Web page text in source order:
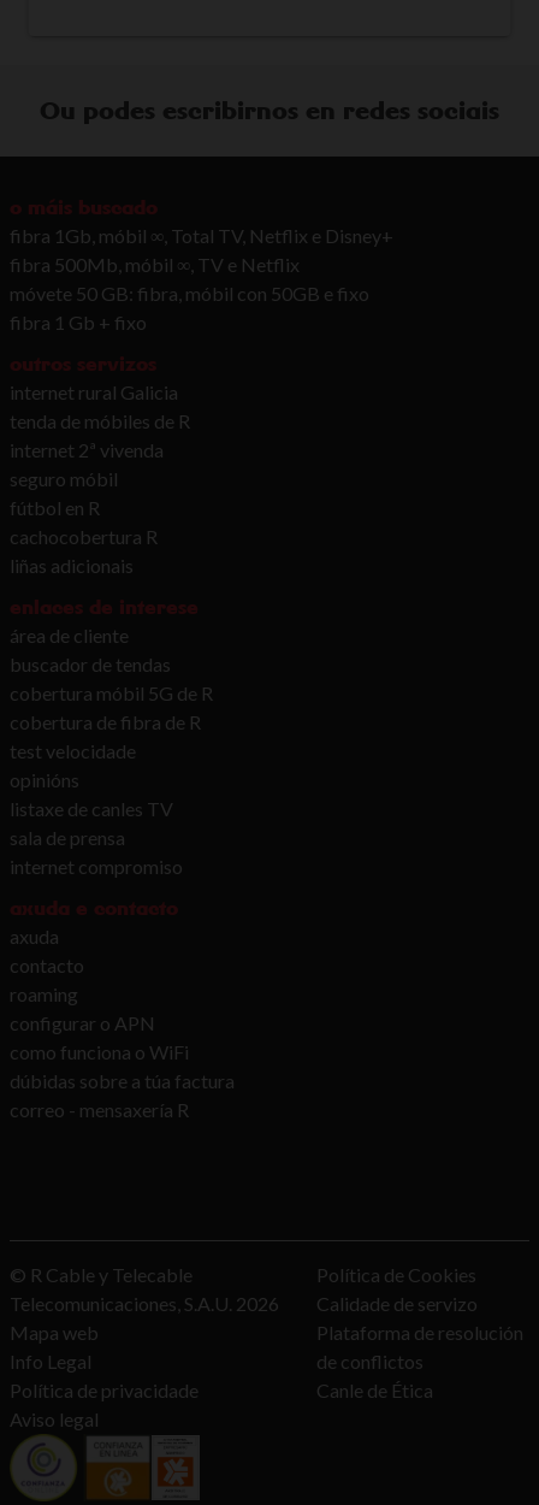
Ou podes escribirnos en redes sociais
o máis buscado
fibra 1Gb, móbil ∞, Total TV, Netflix e Disney+
fibra 500Mb, móbil ∞, TV e Netflix
móvete 50 GB: fibra, móbil con 50GB e fixo
fibra 1 Gb + fixo
outros servizos
internet rural Galicia
tenda de móbiles de R
internet 2ª vivenda
seguro móbil
fútbol en R
cachocobertura R
liñas adicionais
enlaces de interese
área de cliente
buscador de tendas
cobertura móbil 5G de R
cobertura de fibra de R
test velocidade
opinións
listaxe de canles TV
sala de prensa
internet compromiso
axuda e contacto
axuda
contacto
roaming
configurar o APN
como funciona o WiFi
dúbidas sobre a túa factura
correo - mensaxería R
© R Cable y Telecable
Telecomunicaciones, S.A.U. 2026
Mapa web
Info Legal
Política de privacidade
Aviso legal
Política de Cookies
Calidade de servizo
Plataforma de resolución
de conflictos
Canle de Ética